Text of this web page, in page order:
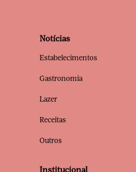
Notícias
Estabelecimentos
Gastronomia
Lazer
Receitas
Outros